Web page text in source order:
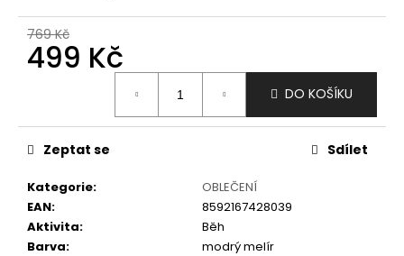
769 Kč
499 Kč
DO KOŠÍKU
Kategorie:
OBLEČENÍ
EAN:
8592167428039
Aktivita:
Běh
Barva:
modrý melír
Zeptat se Sdílet
u
č
u
e